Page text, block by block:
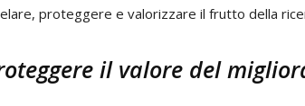
proteggere e valorizzare il frutto della
il valore del